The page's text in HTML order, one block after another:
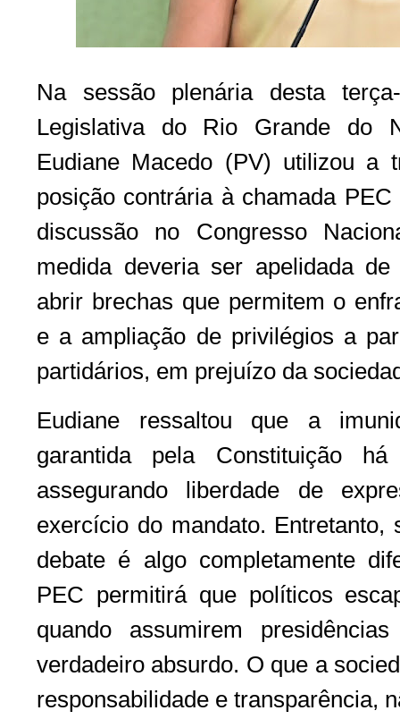
Na sessão plenária desta
Legislativa do Rio Grande do
Eudiane Macedo (PV) utilizou a
posição contrária à chamada
discussão no Congresso
medida deveria ser apelidada de
abrir brechas que permitem o
e a ampliação de privilégios a
partidários, em prejuízo da
Eudiane ressaltou que a
garantida pela Constituição
assegurando liberdade de
exercício do mandato.
debate é algo completamente
PEC permitirá que políticos
quando assumirem
verdadeiro absurdo. O que a
responsabilidade e transparência,